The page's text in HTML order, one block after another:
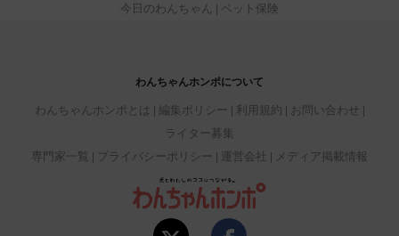
今日のわんちゃん ペット保険
わんちゃんホンポについて
わんちゃんホンポとは 編集ポリシー 利用規約
お問い合わせ
ライター募集
専門家一覧
プライバシーポリシー 運営会社 メディア掲載情報